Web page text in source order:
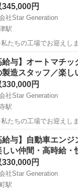
345,000円
社Star Generation
駅
たちの工場でお迎えし
最高の品質を保つこと
としたサポート体制が
泉大津駅 半導体
給与】オートマチ
製造スタッフ／楽
330,000円
社Star Generation
駅
たちの工場でお迎えし
最高の品質を保つこと
としたサポート体制が
王寺駅 半導体 社
給与】⾃動⾞エン
しい仲間・高時給・
330,000円
社Star Generation
駅